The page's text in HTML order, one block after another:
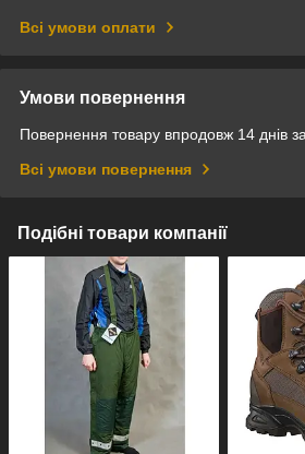
Всі умови оплати
Умови повернення
Повернення товару впродовж 14 днів
Всі умови повернення
Подібні товари компанії